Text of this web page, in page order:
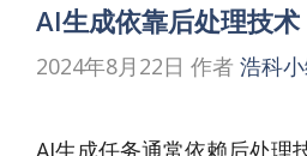
AI生成依靠后处理技术
2024年8月22日 作者 浩科
AI生成任务通常依赖后处理